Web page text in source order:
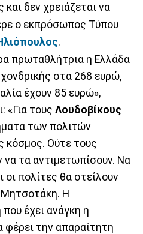
και δεν χρειάζεται να
ο εκπρόσωπος Τύπου
.
πρωταθλήτρια η Ελλάδα
στα 268 ευρώ,
έχουν 85 ευρώ»,
«Για τους Λουδοβίκους
των πολιτών
κόσμος. Ούτε τους
να τα αντιμετωπίσουν. Να
οι πολίτες θα στείλουν
Μητσοτάκη. Η
έχει ανάγκη η
φέρει την απαραίτητη